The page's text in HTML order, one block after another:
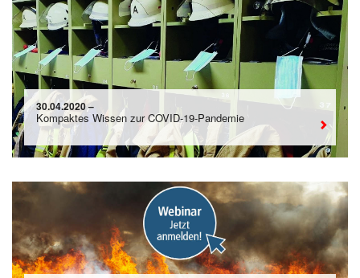
30.04.2020 –
Kompaktes Wissen zur COVID-19-Pandemie